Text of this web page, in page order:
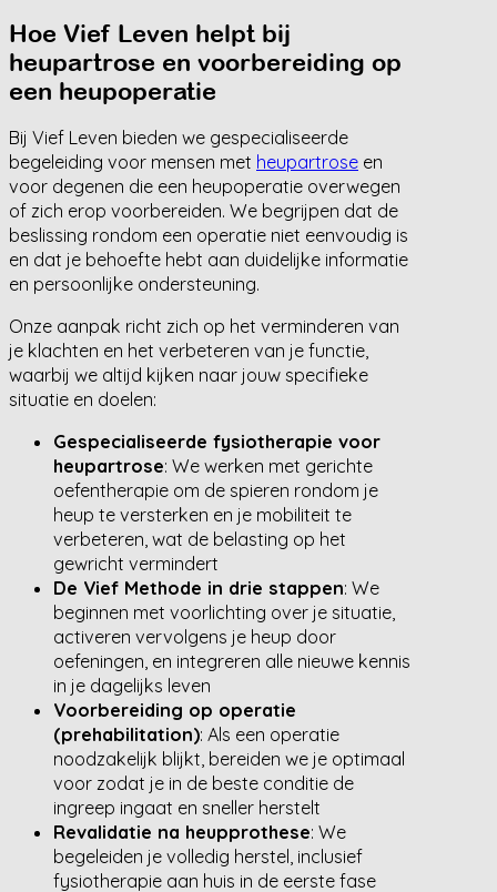
Hoe Vief Leven helpt bij
heupartrose en voorbereiding op
een heupoperatie
Bij Vief Leven bieden we gespecialiseerde
begeleiding voor mensen met heupartrose en
voor degenen die een heupoperatie overwegen
of zich erop voorbereiden. We begrijpen dat de
beslissing rondom een operatie niet eenvoudig is
en dat je behoefte hebt aan duidelijke informatie
en persoonlijke ondersteuning.
Onze aanpak richt zich op het verminderen van
je klachten en het verbeteren van je functie,
waarbij we altijd kijken naar jouw specifieke
situatie en doelen:
Gespecialiseerde fysiotherapie voor
heupartrose: We werken met gerichte
oefentherapie om de spieren rondom je
heup te versterken en je mobiliteit te
verbeteren, wat de belasting op het
gewricht vermindert
De Vief Methode in drie stappen: We
beginnen met voorlichting over je situatie,
activeren vervolgens je heup door
oefeningen, en integreren alle nieuwe kennis
in je dagelijks leven
Voorbereiding op operatie
(prehabilitation): Als een operatie
noodzakelijk blijkt, bereiden we je optimaal
voor zodat je in de beste conditie de
ingreep ingaat en sneller herstelt
Revalidatie na heupprothese: We
begeleiden je volledig herstel, inclusief
fysiotherapie aan huis in de eerste fase